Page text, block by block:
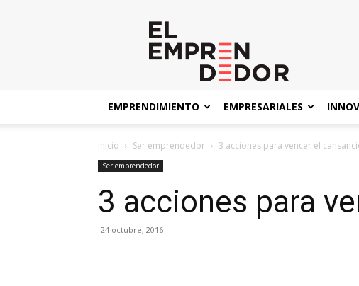
Emprendedor
EMPRENDIMIENTO EMPRESARIALES
Inicio Ser emprendedor 3 acciones para vencer el
Ser emprendedor
3 acciones para
24 octubre, 2016